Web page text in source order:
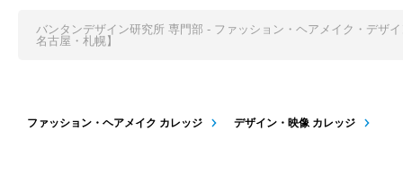
バンタンデザイン研究所 専門部 - ファッション・ヘアメイク・デザ
名古屋・札幌】
ファッション・ヘアメイク カレッジ デザイン・映像 カレッジ